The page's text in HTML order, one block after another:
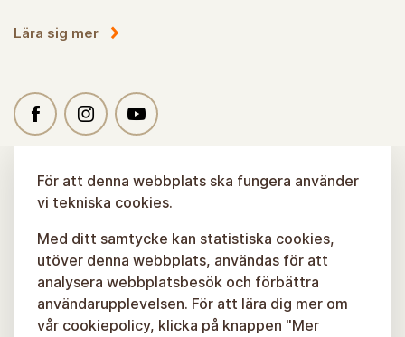
Lära sig mer
För att denna webbplats ska fungera använder
vi tekniska cookies.
Med ditt samtycke kan statistiska cookies,
utöver denna webbplats, användas för att
analysera webbplatsbesök och förbättra
användarupplevelsen. För att lära dig mer om
vår cookiepolicy, klicka på knappen "Mer